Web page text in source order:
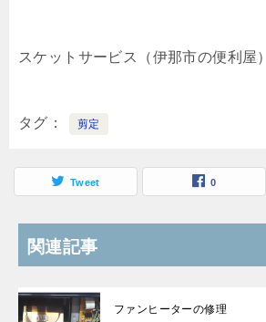
スケットサービス（伊那市の便利屋）
タグ 剪定
Tweet 0
関連記事
ファンヒーターの修理